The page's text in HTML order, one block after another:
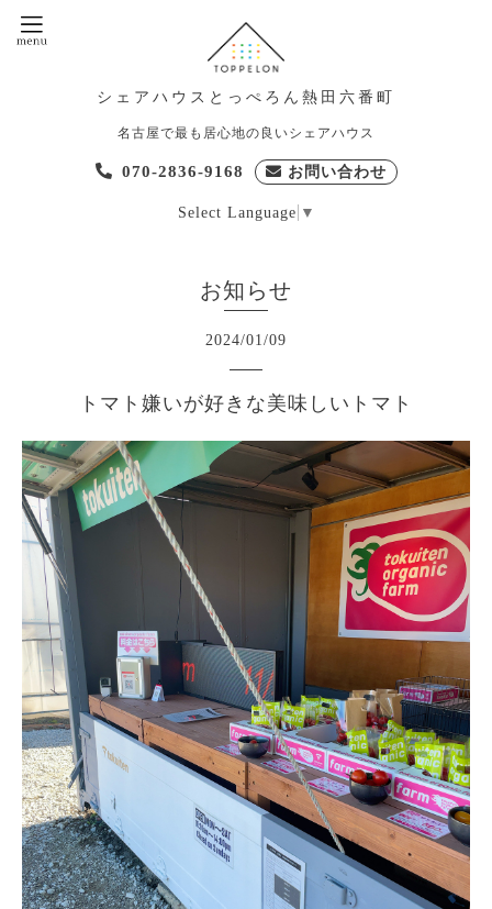
シェアハウスとっぺろん熱田六番町
名古屋で最も居心地の良いシェアハウス
070-2836-9168 お問い合わせ
Select Language ▼
お知らせ
2024/01/09
トマト嫌いが好きな美味しいトマト